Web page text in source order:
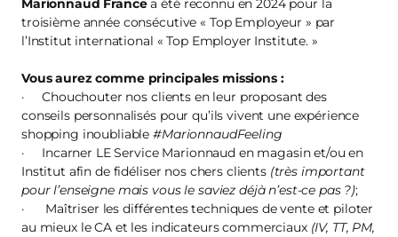
Marionnaud Francea été reconnu en 2024 pour la
troisième année consécutive « Top Employeur » par
l’Institut international « Top Employer Institute. »
Vous aurez comme principales missions :
· Chouchouter nos clients en leur proposant des
conseils personnalisés pour qu’ils vivent une expérience
shopping inoubliable#MarionnaudFeeling
· Incarner LE Service Marionnaud en magasin et/ou en
Institut afin de fidéliser nos chers clients (très important
pour l’enseigne mais vous le saviez déjà n’est-ce pas ?);
· Maîtriser les différentes techniques de vente et piloter
au mieux le CA et les indicateurs commerciaux (IV, TT, PM,